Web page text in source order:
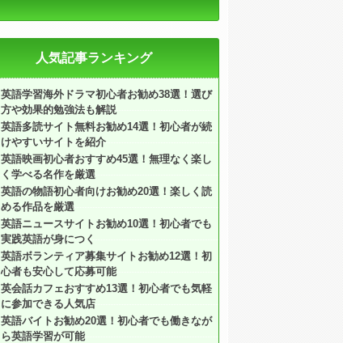
人気記事ランキング
英語学習海外ドラマ初心者お勧め38選！選び
方や効果的勉強法も解説
英語多読サイト無料お勧め14選！初心者が続
けやすいサイトを紹介
英語映画初心者おすすめ45選！無理なく楽し
く学べる名作を厳選
英語の物語初心者向けお勧め20選！楽しく読
める作品を厳選
英語ニュースサイトお勧め10選！初心者でも
実践英語が身につく
英語ボランティア募集サイトお勧め12選！初
心者も安心して応募可能
英会話カフェおすすめ13選！初心者でも気軽
に参加できる人気店
英語バイトお勧め20選！初心者でも働きなが
ら英語学習が可能